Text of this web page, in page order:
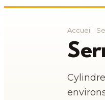
Accueil ·